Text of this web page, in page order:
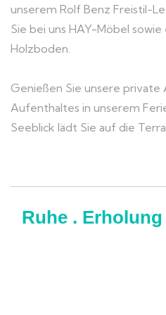
unserem Rolf Benz Freistil-
Sie bei uns HAY-Möbel
Holzboden.
Genießen Sie unsere private
Aufenthaltes in unserem
Seeblick lädt Sie auf die
Ruhe .